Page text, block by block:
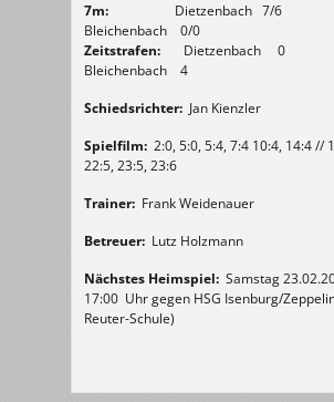
7m:
Dietzenbach 7/6
Bleichenbach 0/0
Zeitstrafen:
Dietzenbach 0
Bleichenbach 4
Schiedsrichter: Jan Kienzler
Spielfilm: 2:0, 5:0, 5:4, 7:4 10:4, 14:4 //
22:5, 23:5, 23:6
Trainer: Frank Weidenauer
Betreuer: Lutz Holzmann
Nächstes Heimspiel: Samstag
17:00 Uhr gegen HSG Isenburg/
Reuter-Schule)